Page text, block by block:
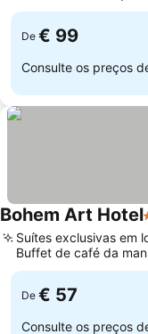
sauna
De € 99
Consulte os preços
Bohem Art Hotel
Suítes exclusivas em
Buffet de café da
completo
De € 57
Consulte os preços